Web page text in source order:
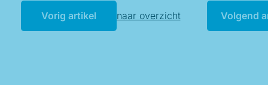
Vorig artikelTerug naar overzicht Volgend